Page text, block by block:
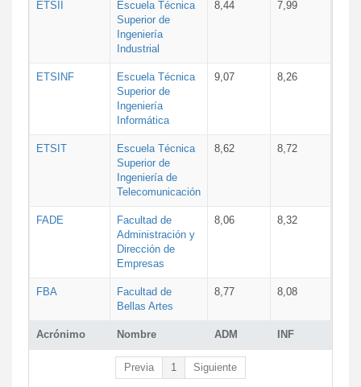
Acrónimo Nombre ADM INF
ETSII
Escuela Técnica
Superior de
Ingeniería
Industrial
8,44 7,99
ETSINF
Escuela Técnica
Superior de
Ingeniería
Informática
9,07 8,26
ETSIT
Escuela Técnica
Superior de
Ingeniería de
Telecomunicación
8,62 8,72
FADE
Facultad de
Administración y
Dirección de
Empresas
8,06 8,32
FBA
Facultad de
Bellas Artes
8,77 8,08
Previa 1 Siguiente